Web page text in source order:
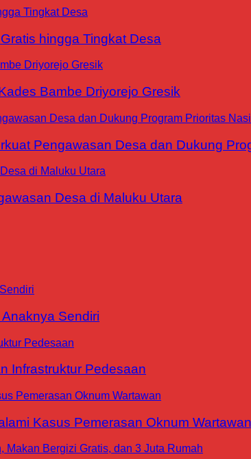
hingga Tingkat Desa
Bambe Driyorejo Gresik
Pengawasan Desa dan Dukung
Desa di Maluku Utara
Sendiri
Infrastruktur Pedesaan
Kasus Pemerasan Oknum Wartawan